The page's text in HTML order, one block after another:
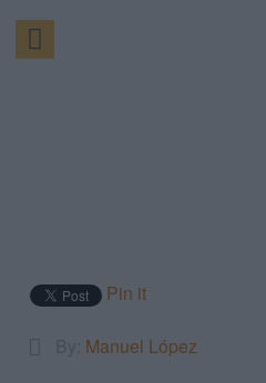
Pin it
Manuel López